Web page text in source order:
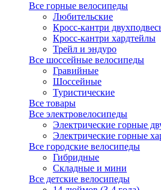
Все горные велосипеды
Любительские
Кросс-кантри
Кросс-кантри хардтейлы
Трейл и эндуро
Все шоссейные велосипеды
Гравийные
Шоссейные
Туристические
Все товары
Все электровелосипеды
Электрические горные
Электрические горные
Все городские велосипеды
Гибридные
Складные и мини
Все детские велосипеды